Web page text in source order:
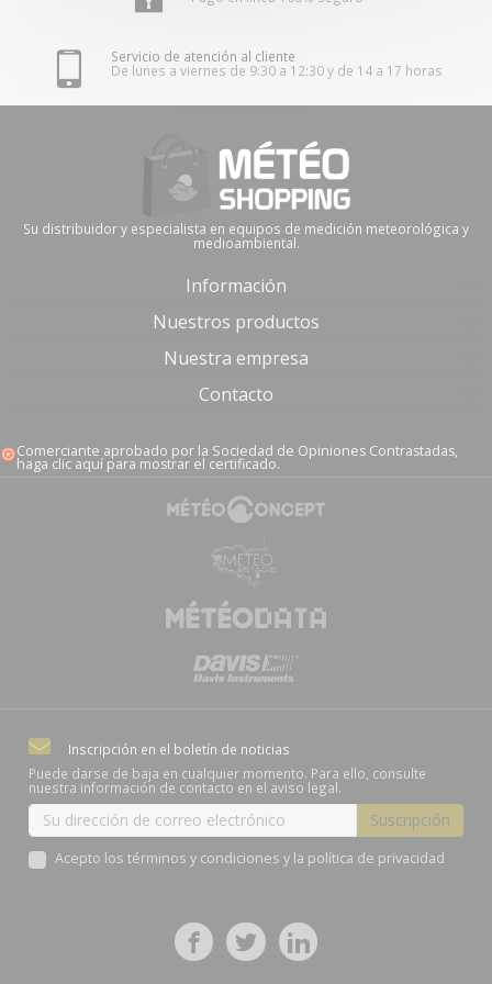
Servicio de atención al cliente
De lunes a viernes de 9:30 a 12:30 y de 14 a 17 horas
Su distribuidor y especialista en equipos de medición meteorológica y
medioambiental.
Información
Nuestros productos
Nuestra empresa
Contacto
Comerciante aprobado por la Sociedad de Opiniones Contrastadas,
haga clic aquí para mostrar el certificado.
Inscripción en el boletín de noticias
Puede darse de baja en cualquier momento. Para ello, consulte
nuestra información de contacto en el aviso legal.
Acepto los términos y condiciones y la política de privacidad